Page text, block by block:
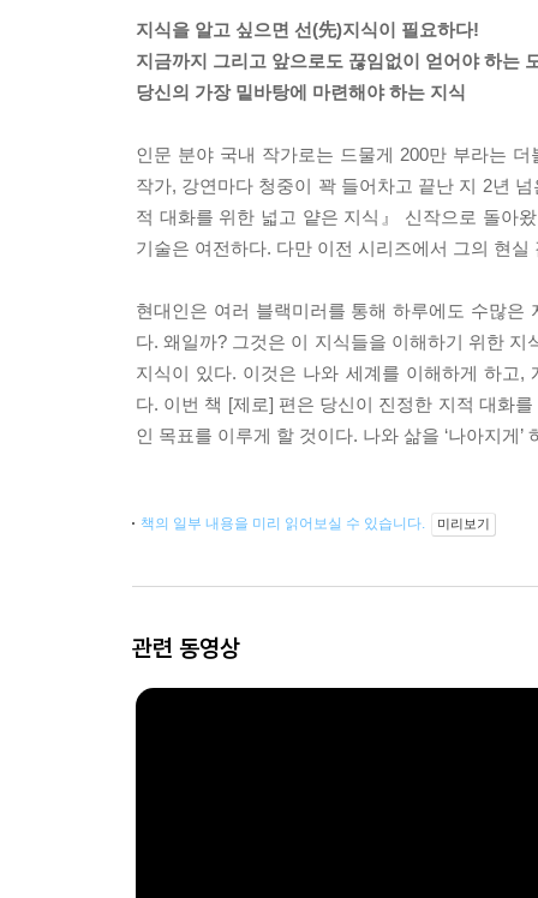
지식을 알고 싶으면 선(先)지식이 필요하다!
지금까지 그리고 앞으로도 끊임없이 얻어야 하는
당신의 가장 밑바탕에 마련해야 하는 지식
인문 분야 국내 작가로는 드물게 200만 부라는
작가, 강연마다 청중이 꽉 들어차고 끝난 지 2년
적 대화를 위한 넓고 얕은 지식』 신작으로 돌아
기술은 여전하다. 다만 이전 시리즈에서 그의 현
현대인은 여러 블랙미러를 통해 하루에도 수많
다. 왜일까? 그것은 이 지식들을 이해하기 위한
지식이 있다. 이것은 나와 세계를 이해하게 하고,
다. 이번 책 [제로] 편은 당신이 진정한 지적 대화
인 목표를 이루게 할 것이다. 나와 삶을 ‘나아지게’
책의 일부 내용을 미리 읽어보실 수 있습니다. 미리보기
관련 동영상